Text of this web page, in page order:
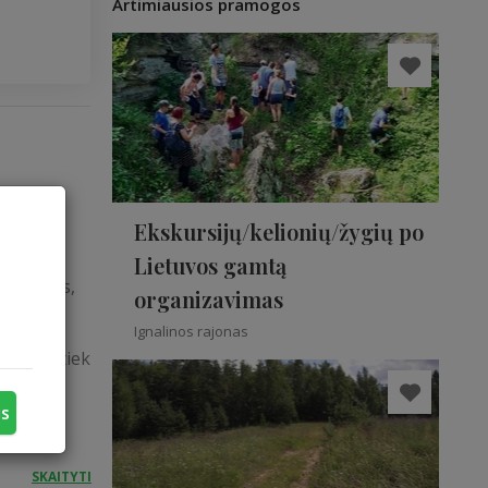
ir
tiek
SKAITYTI
Artimiausios pramogos
Ekskursijų/kelionių/žygių po
Lietuvos gamtą
organizavimas
Ignalinos rajonas